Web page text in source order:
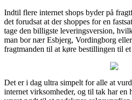
Indtil flere internet shops byder på
det forudsat at der shoppes for en
tage den billigste leveringsversion,
man bor nær Esbjerg, Vordingborg
fragtmanden til at køre bestillingen til
Det er i dag ultra simpelt for alle at
internet virksomheder, og til tak har en